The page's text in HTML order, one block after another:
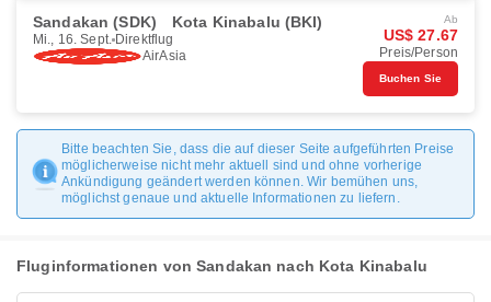
Sandakan (SDK) Kota Kinabalu (BKI)
Mi., 16. Sept. Direktflug
AirAsia
Ab
US$ 27.67
Preis/Person
Buchen Sie
Bitte beachten Sie, dass die auf dieser Seite aufgeführten Preise
möglicherweise nicht mehr aktuell sind und ohne vorherige
Ankündigung geändert werden können. Wir bemühen uns,
möglichst genaue und aktuelle Informationen zu liefern.
Fluginformationen von Sandakan nach Kota Kinabalu